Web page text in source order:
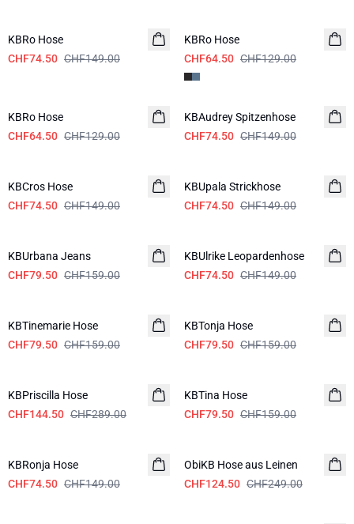
KBRo Hose
CHF74.50 CHF149.00
KBRo Hose
CHF64.50 CHF129.00
KBRo Hose
CHF64.50 CHF129.00
-50%
KBAudrey Spitzenhose
CHF74.50 CHF149.00
KBCros Hose
CHF74.50 CHF149.00
KBUpala Strickhose
CHF74.50 CHF149.00
KBUrbana Jeans
CHF79.50 CHF159.00
KBUlrike Leopardenhose
CHF74.50 CHF149.00
KBTinemarie Hose
CHF79.50 CHF159.00
KBTonja Hose
CHF79.50 CHF159.00
KBPriscilla Hose
CHF144.50 CHF289.00
KBTina Hose
CHF79.50 CHF159.00
KBRonja Hose
CHF74.50 CHF149.00
ObiKB Hose aus Leinen
CHF124.50 CHF249.00